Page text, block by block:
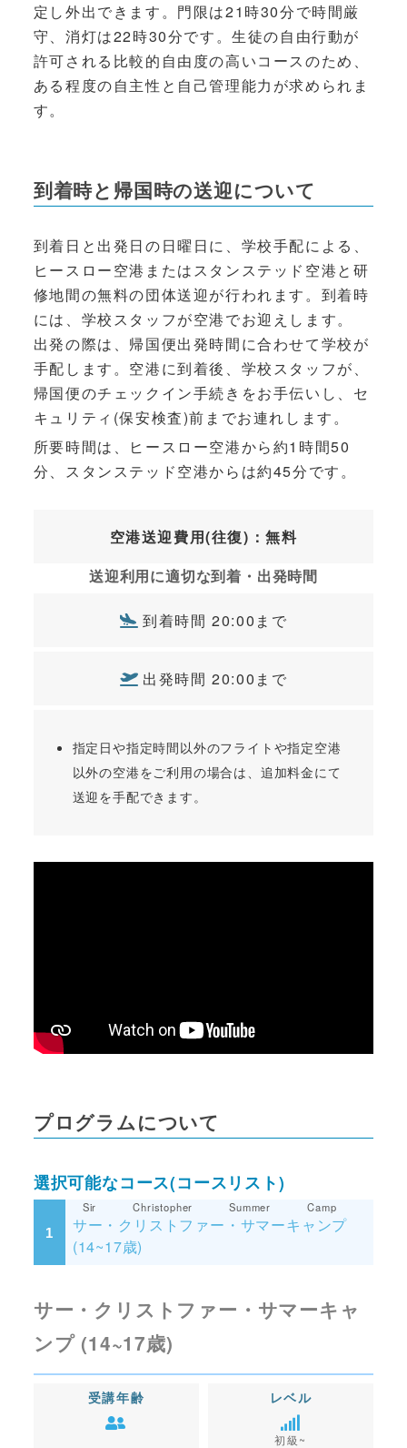
定し外出できます。門限は21時30分で時間厳
守、消灯は22時30分です。生徒の自由行動が
許可される比較的自由度の高いコースのため、
ある程度の自主性と自己管理能力が求められま
す。
到着時と帰国時の送迎について
到着日と出発日の日曜日に、学校手配による、
ヒースロー空港またはスタンステッド空港と研
修地間の無料の団体送迎が行われます。到着時
には、学校スタッフが空港でお迎えします。
出発の際は、帰国便出発時間に合わせて学校が
手配します。空港に到着後、学校スタッフが、
帰国便のチェックイン手続きをお手伝いし、セ
キュリティ(保安検査)前までお連れします。
所要時間は、ヒースロー空港から約1時間50
分、スタンステッド空港からは約45分です。
空港送迎費用(往復)：無料
送迎利用に適切な到着・出発時間
到着時間 20:00まで
出発時間 20:00まで
指定日や指定時間以外のフライトや指定空港
以外の空港をご利用の場合は、追加料金にて
送迎を手配できます。
プログラムについて
選択可能なコース(コースリスト)
サー・クリストファー・サマーキャンプ
Sir Christopher Summer Camp
(14~17歳)
サー・クリストファー・サマーキャ
ンプ (14~17歳)
受講年齢 レベル
初級~